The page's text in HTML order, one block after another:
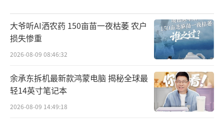
核心资产，所得资金全部用于偿还债务。此
外，拉斯维加斯核心市场游客量下滑、酒店入
住率降低以及平均房价下跌等因素，也拖累了
美高梅的业绩表现。
截至当地时间6月9日美股收盘，美高梅股
价报收47.15美元，微跌0.23%，市值为120.63
大爷听AI洒农药 150亩苗一夜枯萎 农户
损失惨重
2026-08-09 08:46:32
余承东拆机最新款鸿蒙电脑 揭秘全球最
轻14英寸笔记本
2026-08-09 14:49:18